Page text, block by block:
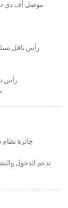
1 × موصل أف دي دي يدعم اثنان
1 × رأس ناقل تسلسلي عام
رأس داخل 1 للقرص المدمج /
تدعم الدخول والتشغيل 1.0 أيه، أيه بي أم 1.2، متعدد